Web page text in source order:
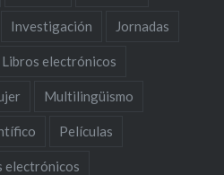
Investigación Jornadas
Libros electrónicos
Multilingüismo
Películas
electrónicos